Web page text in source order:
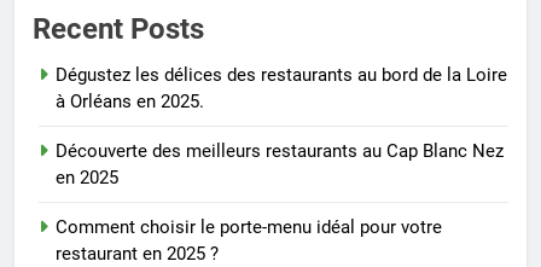
Recent Posts
Dégustez les délices des restaurants au bord de la Loire
à Orléans en 2025.
Découverte des meilleurs restaurants au Cap Blanc Nez
en 2025
Comment choisir le porte-menu idéal pour votre
restaurant en 2025 ?